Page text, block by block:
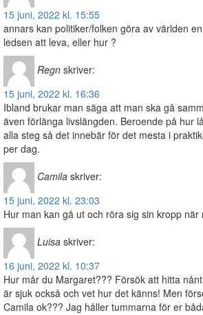
15 juni, 2022 kl. 15:55
annars kan politiker/folken göra av världen
ledsen att leva, eller hur ?
Regn skriver:
15 juni, 2022 kl. 16:36
Ibland brukar man säga att man ska gå
även förlänga livslängden. Beroende på hur
alla steg så det innebär för det mesta i
per dag.
Camila skriver:
15 juni, 2022 kl. 23:03
Hur man kan gå ut och röra sig sin kropp
Luisa skriver:
16 juni, 2022 kl. 10:37
Hur mår du Margaret??? Försök att hitta
är sjuk också och vet hur det känns! Men
Camila ok??? Jag håller tummarna för er